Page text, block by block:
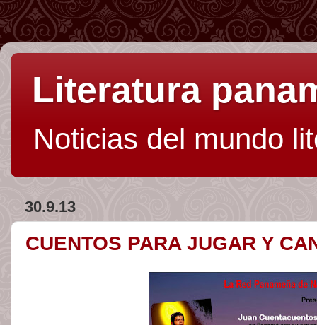
Literatura
Noticias del mundo
30.9.13
CUENTOS PARA JUGAR Y